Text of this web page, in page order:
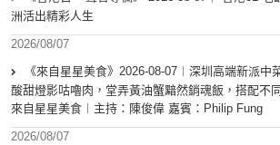
洲活出精彩人生
2026/08/07
《來自星星美食》2026-08-07︱深圳高端新派中
酸甜燈影咕嚕肉，堂弄黃油蟹黯然銷魂飯，搭配不
來自星星美食︱主持：陳俊偉 嘉賓：Philip Fung
2026/08/07